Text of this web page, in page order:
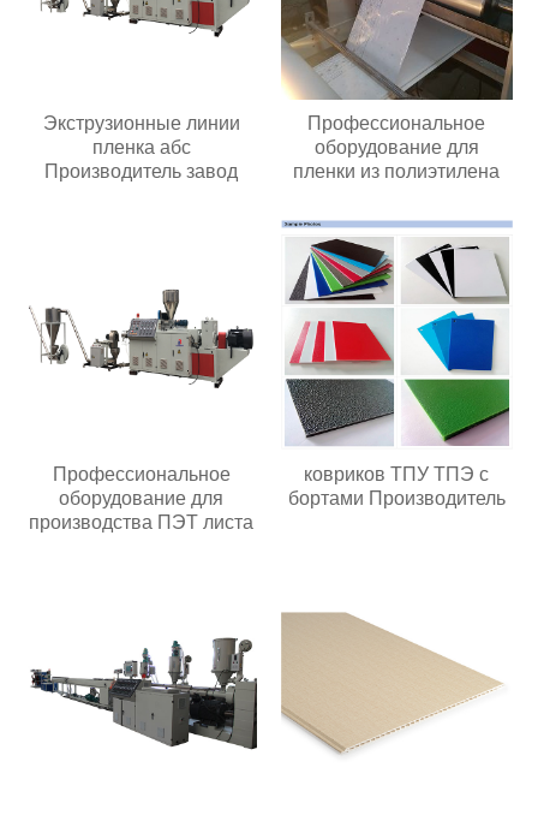
Экструзионные линии
пленка абс
Производитель завод
Профессиональное
оборудование для
пленки из полиэтилена
Профессиональное
оборудование для
производства ПЭТ листа
ковриков ТПУ ТПЭ с
бортами Производитель